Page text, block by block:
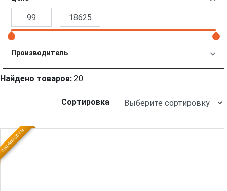
Производитель
Найдено товаров: 20
Сортировка
РЕКОМЕНДУЕМ